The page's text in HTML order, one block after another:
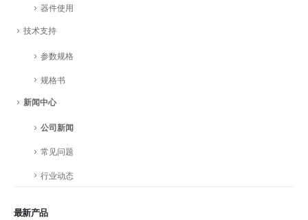
器件使用
技术支持
参数规格
规格书
新闻中心
公司新闻
常见问题
行业动态
最新产品